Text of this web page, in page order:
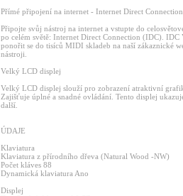
Přímé připojení na internet - Internet Direct
Připojte svůj nástroj na internet a vstupte do
po celém světě: Internet Direct Connection (IDC).
ponořit se do tisíců MIDI skladeb na naší zákaznické
nástroji.
Velký LCD displej
Velký LCD displej slouží pro zobrazení atraktivní
Zajišťuje úplné a snadné ovládání. Tento displej
další.
ÚDAJE
Klaviatura
Klaviatura z přírodního dřeva (Natural Wood -NW)
Počet kláves 88
Dynamická klaviatura Ano
Displej